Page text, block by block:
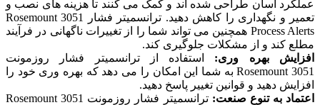
عملکرد آسان طراحی شده اند و کمک می کنند تا هزینه های نصب و
تعمیر و نگهداری را کاهش دهید. ترانسمیتر فشار Rosemount 3051
Process Alerts همچنین می تواند شما را از تغییرات ناگهانی در فرآیند
مطلع کند و از مشکلات جلوگیری کند.
افزایش بهره وری: استفاده از ترانسمیتر فشار روزمونت
Rosemount 3051 به شما این امکان را می دهد که بهره وری خود را
افزایش دهید و قوانین تغییر پاسخ دهید.
اعتماد به تنوع صنعت:
ترانسمیتر فشار روزمونت Rosemount 3051